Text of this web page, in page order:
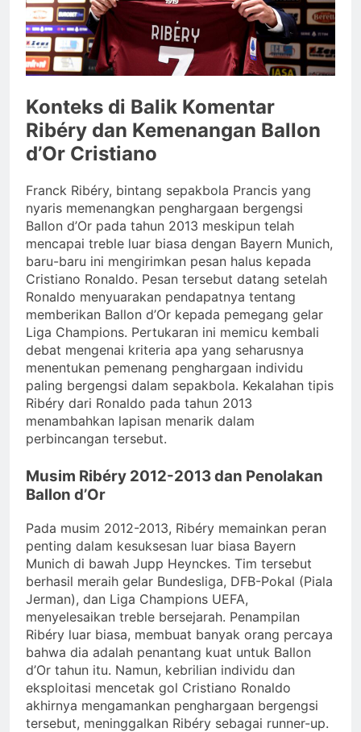
Konteks di Balik Komentar
Ribéry dan Kemenangan Ballon
d’Or Cristiano
Franck Ribéry, bintang sepakbola Prancis yang
nyaris memenangkan penghargaan bergengsi
Ballon d’Or pada tahun 2013 meskipun telah
mencapai treble luar biasa dengan Bayern Munich,
baru-baru ini mengirimkan pesan halus kepada
Cristiano Ronaldo. Pesan tersebut datang setelah
Ronaldo menyuarakan pendapatnya tentang
memberikan Ballon d’Or kepada pemegang gelar
Liga Champions. Pertukaran ini memicu kembali
debat mengenai kriteria apa yang seharusnya
menentukan pemenang penghargaan individu
paling bergengsi dalam sepakbola. Kekalahan tipis
Ribéry dari Ronaldo pada tahun 2013
menambahkan lapisan menarik dalam
perbincangan tersebut.
Musim Ribéry 2012-2013 dan Penolakan
Ballon d’Or
Pada musim 2012-2013, Ribéry memainkan peran
penting dalam kesuksesan luar biasa Bayern
Munich di bawah Jupp Heynckes. Tim tersebut
berhasil meraih gelar Bundesliga, DFB-Pokal (Piala
Jerman), dan Liga Champions UEFA,
menyelesaikan treble bersejarah. Penampilan
Ribéry luar biasa, membuat banyak orang percaya
bahwa dia adalah penantang kuat untuk Ballon
d’Or tahun itu. Namun, kebrilian individu dan
eksploitasi mencetak gol Cristiano Ronaldo
akhirnya mengamankan penghargaan bergengsi
tersebut, meninggalkan Ribéry sebagai runner-up.